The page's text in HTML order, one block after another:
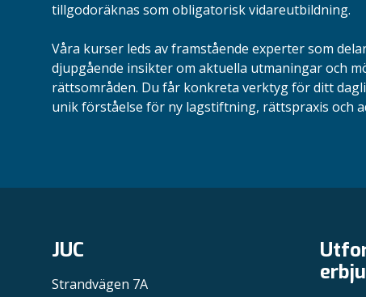
tillgodoräknas som obligatorisk vidareutbildning.
Våra kurser leds av framstående experter som
djupgående insikter om aktuella utmaningar och
rättsområden. Du får konkreta verktyg för ditt
unik förståelse för ny lagstiftning, rättspraxis och
JUC
Strandvägen 7A